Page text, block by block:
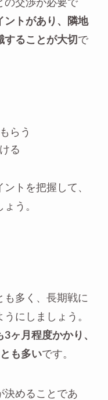
の交渉が必要で
ントがあり、隣地
ることが大切 で
らう
る
トを把握して、
う。
も多く、長期戦に
にしましょう。
ヶ月程度かかり、
も多いです。
決めることであ